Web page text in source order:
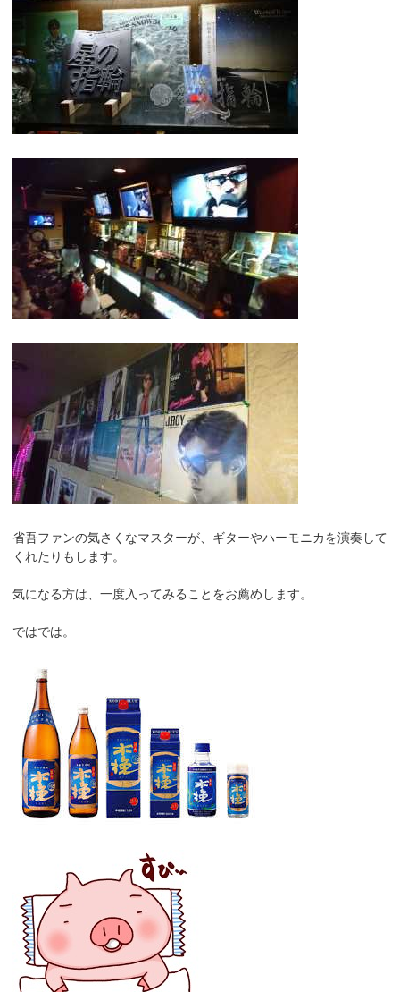
省吾ファンの気さくなマスターが、ギターやハーモニカを演奏して
くれたりもします。
気になる方は、一度入ってみることをお薦めします。
ではでは。